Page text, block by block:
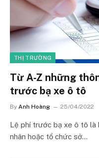
THỊ TRƯỜNG
Từ A-Z những
trước bạ xe ô tô
By Anh Hoàng 25/04/2022
Lệ phí trước bạ xe ô tô là
nhân hoặc tổ chức sở…